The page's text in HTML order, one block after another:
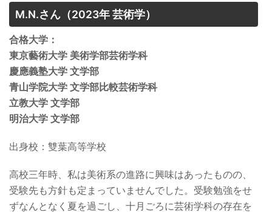
M.N.さん （2023年 芸術学）
合格大学：
東京藝術大学 美術学部芸術学科
慶應義塾大学 文学部
青山学院大学 文学部比較芸術学科
立教大学 文学部
明治大学 文学部
出身校：雙葉高等学校
高校三年時、私は美術系の進路に興味はあったものの、
受験先も方針も定まっていませんでした。受験勉強をせ
ずなんとなく夏を過ごし、十月ごろに芸術学科の存在を